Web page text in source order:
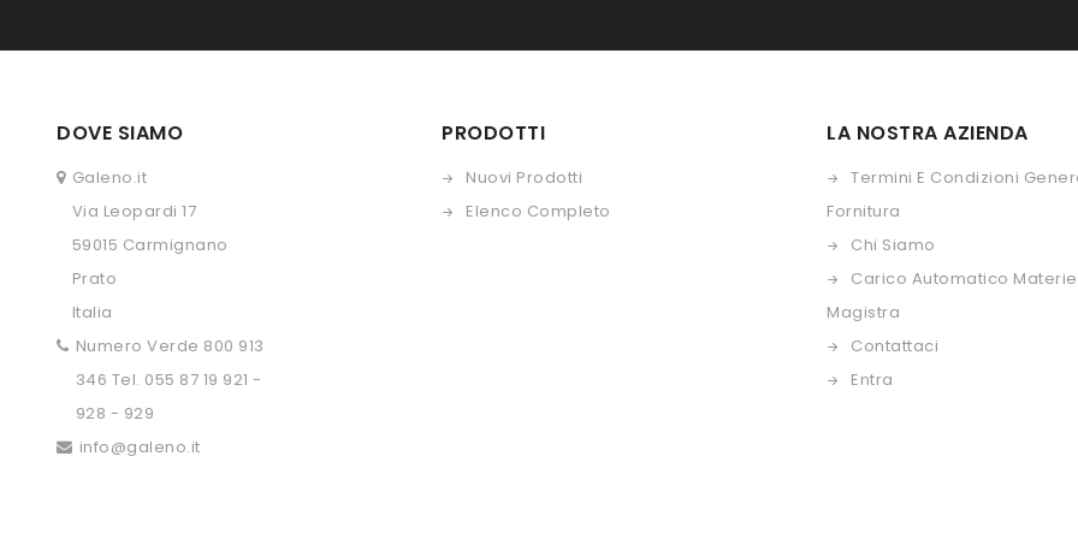
DOVE SIAMO
Galeno.it
Via Leopardi 17
59015 Carmignano
Prato
Italia
Numero Verde 800 913
346 Tel. 055 87 19 921 -
928 - 929
info@galeno.it
PRODOTTI
Nuovi Prodotti
Elenco Completo
LA NOSTRA AZIENDA
Termini E Condizioni
Fornitura
Chi Siamo
Carico Automatico
Magistra
Contattaci
Entra